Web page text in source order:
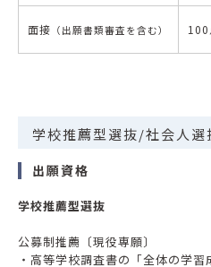
面接 （出願書類審査を含む） 100
学校推薦型選抜/社会人選
出願資格
学校推薦型選抜
公募制推薦〔現役専願〕
・高等学校調査書の「全体の学